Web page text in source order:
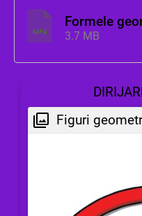
MP4 3.7 MB
Figuri